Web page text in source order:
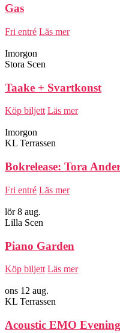
Gas
Fri entré Läs mer
Imorgon
Stora Scen
Taake + Svartkonst
Köp biljett Läs mer
Imorgon
KL Terrassen
Bokrelease: Tora
Fri entré Läs mer
lör 8 aug.
Lilla Scen
Piano Garden
Köp biljett Läs mer
ons 12 aug.
KL Terrassen
Acoustic EMO